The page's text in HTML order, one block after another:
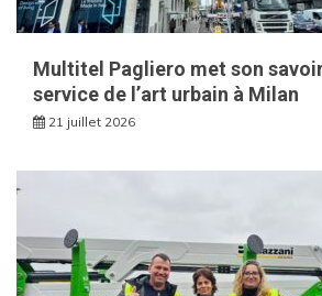
Multitel Pagliero met son
service de l’art urbain à Milan
21 juillet 2026